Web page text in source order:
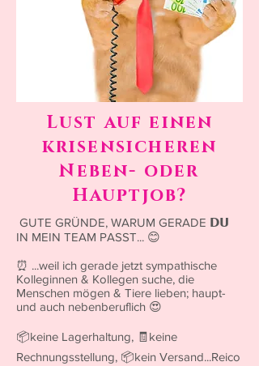
Lust auf einen
krisensicheren
Neben- oder
Hauptjob?
GUTE GRÜNDE, WARUM GERADE 𝗗𝗨
IN MEIN TEAM PASST... 😊
⏰ ...weil ich gerade jetzt sympathische
Kolleginnen & Kollegen suche, die
Menschen mögen & Tiere lieben; haupt-
und auch nebenberuflich 😍
📦keine Lagerhaltung, 🧾keine
Rechnungsstellung, 📦kein Versand...Reico